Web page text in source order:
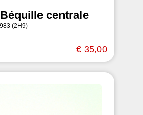
centrale
(2H9)
€ 35,00